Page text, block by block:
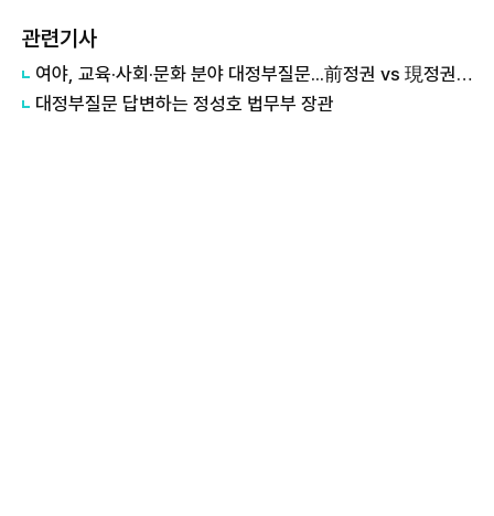
관련기사
여야, 교육·사회·문화 분야 대정부질문...前정권 vs 現정권 수사 의혹 공세
대정부질문 답변하는 ​​​​​​​정성호 법무부 장관